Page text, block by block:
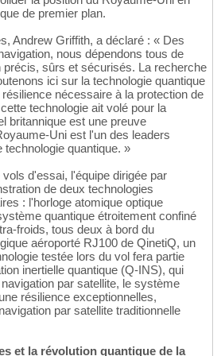
de premier plan.
Andrew Griffith, a déclaré : « Des
nous dépendons tous de
sûrs et sécurisés. La recherche
ici sur la technologie quantique
nécessaire à la protection de
technologie ait volé pour la
britannique est une preuve
Uni est l'un des leaders
quantique. »
d'essai, l'équipe dirigée par
de deux technologies
: l'horloge atomique optique
quantique étroitement confiné
froids, tous deux à bord du
aéroporté RJ100 de QinetiQ, un
testée lors du vol fera partie
inertielle quantique (Q-INS), qui
par satellite, le système
résilience exceptionnelles,
par satellite traditionnelle
et la révolution quantique de la